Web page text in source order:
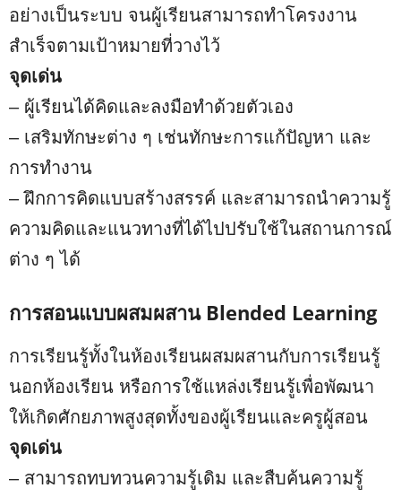
อย่างเป็นระบบ จนผู้เรียนสามารถทำโครงงาน
สำเร็จตามเป้าหมายที่วางไว้
จุดเด่น
– ผู้เรียนได้คิดและลงมือทำด้วยตัวเอง
– เสริมทักษะต่าง ๆ เช่นทักษะการแก้ปัญหา และ
การทำงาน
– ฝึกการคิดแบบสร้างสรรค์ และสามารถนำความรู้
ความคิดและแนวทางที่ได้ไปปรับใช้ในสถานการณ์
ต่าง ๆ ได้
การสอนแบบผสมผสาน Blended Learning
การเรียนรู้ทั้งในห้องเรียนผสมผสานกับการเรียนรู้
นอกห้องเรียน หรือการใช้แหล่งเรียนรู้เพื่อพัฒนา
ให้เกิดศักยภาพสูงสุดทั้งของผู้เรียนและครูผู้สอน
จุดเด่น
– สามารถทบทวนความรู้เดิม และสืบค้นความรู้